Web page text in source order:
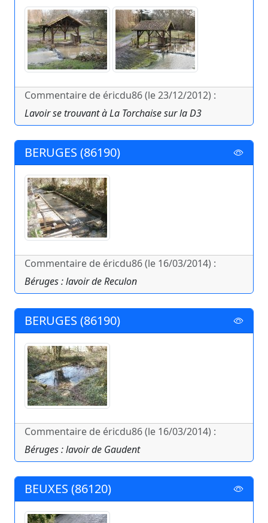
Commentaire de éricdu86 (le 23/12/2012) :
Lavoir se trouvant à La Torchaise sur la D3
BERUGES (86190)
Commentaire de éricdu86 (le 16/03/2014) :
Béruges : lavoir de Reculon
BERUGES (86190)
Commentaire de éricdu86 (le 16/03/2014) :
Béruges : lavoir de Gaudent
BEUXES (86120)